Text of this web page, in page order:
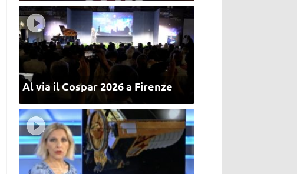
Al via il Cospar 2026 a Firenze